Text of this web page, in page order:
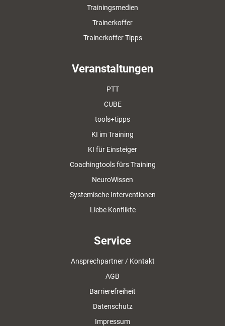
Trainingsmedien
Trainerkoffer
Trainerkoffer Tipps
Veranstaltungen
PTT
CUBE
tools+tipps
KI im Training
KI für Einsteiger
Coachingtools fürs Training
NeuroWissen
Systemische Interventionen
Liebe Konflikte
Service
Ansprechpartner / Kontakt
AGB
Barrierefreiheit
Datenschutz
Impressum